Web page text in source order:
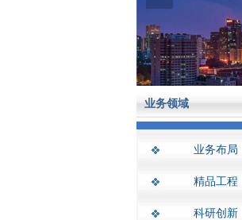
业务领域
业务布局
精品工程
科研创新